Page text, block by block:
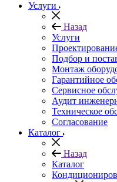
Услуги
Назад
Услуги
Подбор и
Монтаж
Гарантийное
Сервисное
Аудит
Техническое
Согласование
Каталог
Назад
Каталог